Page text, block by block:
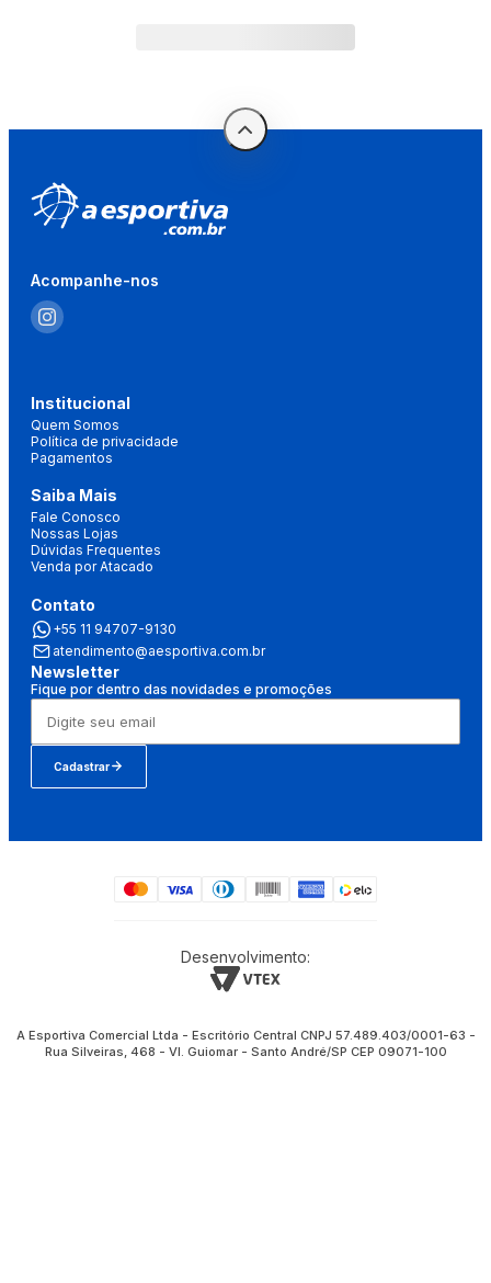
Acompanhe-nos
Institucional
Quem Somos
Política de privacidade
Pagamentos
Saiba Mais
Fale Conosco
Nossas Lojas
Dúvidas Frequentes
Venda por Atacado
Contato
+55 11 94707-9130
atendimento@aesportiva.com.br
Newsletter
Fique por dentro das novidades e promoções
Cadastrar
Desenvolvimento:
A Esportiva Comercial Ltda - Escritório Central CNPJ 57.489.403/0001-63 -
Rua Silveiras, 468 - Vl. Guiomar - Santo André/SP CEP 09071-100